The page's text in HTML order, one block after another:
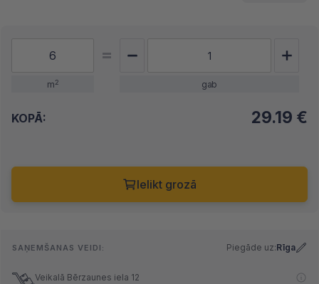
m2 gab
KOPĀ: 29.19 €
Ielikt grozā
SAŅEMŠANAS VEIDI: Piegāde uz:Rīga
Veikalā Bērzaunes iela 12